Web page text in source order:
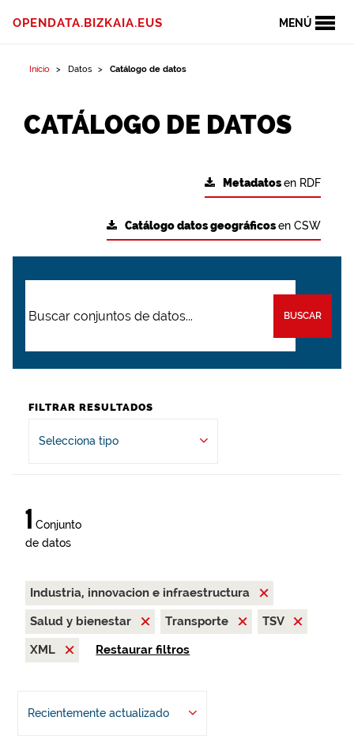
MENÚ
OPENDATA.BIZKAIA.EUS
Inicio Datos Catálogo de datos
CATÁLOGO DE DATOS
Metadatosen RDF
Catálogo datos geográficosen CSW
BUSCAR
FILTRAR RESULTADOS
Selecciona tipo
1 Conjunto
de datos
Industria, innovacion e infraestructura
Salud y bienestar
Transporte
TSV
XML
Restaurar filtros
Recientemente actualizado